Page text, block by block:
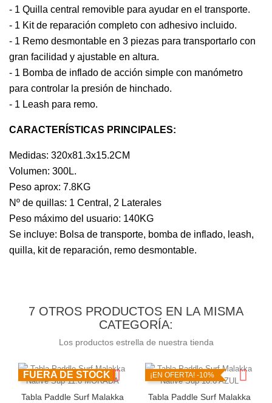
- 1 Quilla central removible para ayudar en el transporte.
- 1 Kit de reparación completo con adhesivo incluido.
- 1 Remo desmontable en 3 piezas para transportarlo con
gran facilidad y ajustable en altura.
- 1 Bomba de inflado de acción simple con manómetro
para controlar la presión de hinchado.
- 1 Leash para remo.
CARACTERÍSTICAS PRINCIPALES:
Medidas: 320x81.3x15.2CM
Volumen: 300L.
Peso aprox: 7.8KG
Nº de quillas: 1 Central, 2 Laterales
Peso máximo del usuario: 140KG
Se incluye: Bolsa de transporte, bomba de inflado, leash,
quilla, kit de reparación, remo desmontable.
7 OTROS PRODUCTOS EN LA MISMA
CATEGORÍA:
Los productos estrella de nuestra tienda
FUERA DE STOCK
Tabla Paddle Surf Malakka
¡EN OFERTA! -10%
Tabla Paddle Surf Malakka